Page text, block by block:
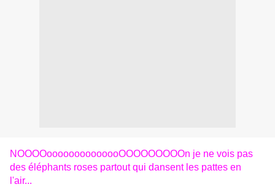
NOOOOoooooooooooooOOOOOOOOOn je ne vois pas
des éléphants roses partout qui dansent les pattes en
l'air...